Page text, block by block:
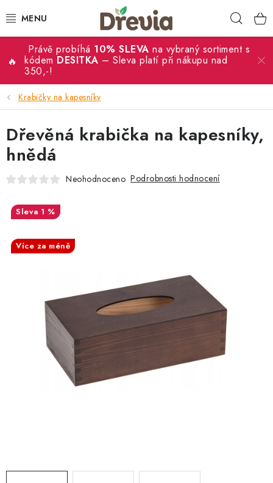
na
SVATBA 💍
DÁRKY
KUCHYŇSKÉ POTŘEBY
DEKORACE
PŘÍLEŽITOSTI
MATERIÁLY A TVOŘENÍ
NOVINKY
VÝPRODEJ 🔥
Hodnocení obchodu
Stav objednávky
Právě probíhá 10% SLEVA na vybraný sortiment s
kódem DESITKA – Sleva platí při nákupu nad
350,-!
Krabičky na kapesníky
Dřevěná krabička na kapesníky,
hnědá
Neohodnoceno Podrobnosti hodnocení
1 %
Více za méně